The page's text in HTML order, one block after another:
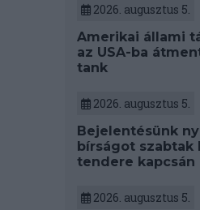
2026. augusztus 5.
Amerikai állami
az USA-ba
tank
2026. augusztus 5.
Bejelentésünk
bírságot szabtak
tendere kapcsán
2026. augusztus 5.